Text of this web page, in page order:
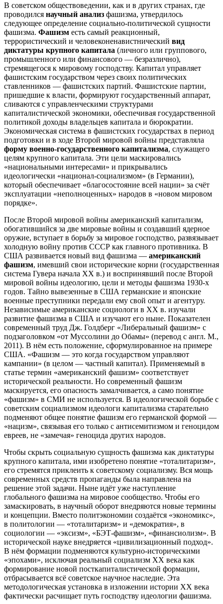
В советском обществоведении, как и в других странах, где
проводился научный анализ фашизма, утвердилось
следующее определение социально-политической сущности
фашизма. Фашизм есть самый реакционный,
террористический и человеконенавистнический вид
диктатуры крупного капитала (личного или группового,
промышленного или финансового — безразлично),
стремящегося к мировому господству. Капитал управляет
фашистским государством через своих политических
ставленников — фашистских партий. Фашистские партии,
пришедшие к власти, формируют государственный аппарат,
сливаются с управленческими структурами
капиталистической экономики, обеспечивая государственной
политикой доходы владельцев капитала и бюрократии.
Экономическая система в фашистских государствах в период
подготовки и в ходе Второй мировой войны представляла
форму военно-государст­венного капитализма, служащего
целям крупного капитала. Эти цели маскировались
«национальными интересами» и прикрывались
идеологически «национал-социализмом» (в Германии),
который обеспечивает «благосостояние всей нации» за счёт
эксплуатации «неполноценных» народов в «новом мировом
порядке».
После Второй мировой войны американский капитализм,
обогатившийся за две мировые войны и создавший ядерное
оружие, вступает в борьбу за мировое господство, развязывает
холодную войну против СССР как главного противника. В
США развивается новый вид фашизма — американский
фашизм, имевший свои исторические корни (государственная
система Гувера начала XX в.) и воспринявший после Второй
мировой войны идеологию, цели и методы фашизма 1930-х
годов. Тайно вывезенные в США германские и японские
военные преступники передали ему свой опыт и агентуру.
Независимые американские социологи в XX в. изучали
развитие фашизма в США и изучают его ныне. Показателен
современный труд Дж. Голдберг «Либеральный фашизм» с
подзаголовком «от Муссолини до Обамы» (перевод с англ. М.,
2011). В нём есть положение, сформулированное на примере
США. «Фашизм — это когда государством управляют
кампании» (в целом — частный капитал). Применяемый в
статье термин «американский фашизм» соответствует
исторической реальности. Но современный фашизм
маскируется, его опасность замалчивается, а само понятие
«фашизм» в СМИ не используется. В идеологической борьбе с
советским социализмом идеологи капитализма старательно
подменяют общее понятие фашизм его германской формой —
«нацизм», связывая его только с антисемитизмом и геноцидом
евреев, не «замечая» геноцида других народов.
Чтобы скрыть социальную сущность фашизма как диктатуры
крупного капитала, ими изобретено понятие «тоталитаризм»,
его стремятся приклеить к советскому социализму. Вся мощь
современных средств пропаганды была направлена на
решение этой задачи. Ныне идёт уже наступление
глобального фашизма на мировое сообщество. Чтобы его
замаскировать, в научный оборот внедряются новые термины
и концепции. Вместо политэкономии создаётся «экономикс»,
в политологии — «тоталитаризм» и «демократия», в
социологии — «эксизм», «БЭТ-фашизм», «финансиолизм». В
исторической науке внедряется «цивилизационный подход».
В нём формации подменяются культурно-историческими
«эпохами», исключая реальный социализм XX века как
формирование новой посткапиталистической формации,
отбрасывается всё советское научное наследие. Эта
методологическая установка в изложении истории XX века
фактически расчищает путь господству идеологии фашизма.